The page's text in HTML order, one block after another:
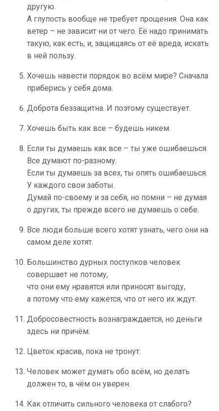
другую.
А глупость вообще не требует прощения. Она как
ветер – не зависит ни от чего. Её надо принимать
такую, как есть, и, защищаясь от её вреда, искать
в ней пользу.
Хочешь навести порядок во всём мире? Сначала
приберись у себя дома.
Доброта беззащитна. И поэтому существует.
Хочешь быть как все – будешь никем.
Если ты думаешь как все – ты уже ошибаешься.
Все думают по-разному.
Если ты думаешь за всех, ты опять ошибаешься.
У каждого свои заботы.
Думай по-своему и за себя, но помни – не думая
о других, ты прежде всего не думаешь о себе.
Все люди больше всего хотят узнать, чего они на
самом деле хотят.
Большинство дурных поступков человек
совершает не потому,
что они ему нравятся или приносят выгоду,
а потому что ему кажется, что от него их ждут.
Добросовестность вознаграждается, но деньги
здесь ни причём.
Цветок красив, пока не тронут.
Человек может думать обо всём, но делать
должен то, в чём он уверен.
Как отличить сильного человека от слабого?